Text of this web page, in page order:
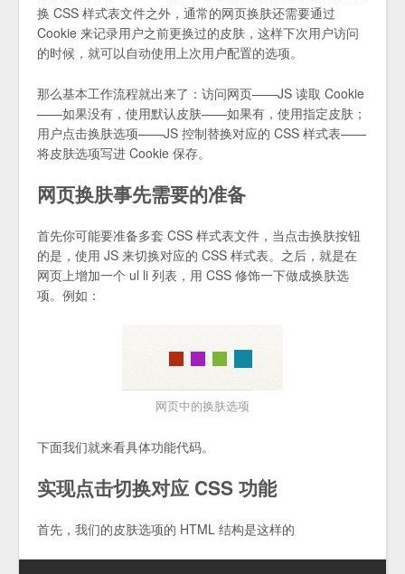
换 CSS 样式表文件之外，通常的网页换肤还需要通过
Cookie 来记录用户之前更换过的皮肤，这样下次用户访问
的时候，就可以自动使用上次用户配置的选项。
那么基本工作流程就出来了：访问网页——JS 读取 Cookie
——如果没有，使用默认皮肤——如果有，使用指定皮肤；
用户点击换肤选项——JS 控制替换对应的 CSS 样式表——
将皮肤选项写进 Cookie 保存。
网页换肤事先需要的准备
首先你可能要准备多套 CSS 样式表文件，当点击换肤按钮
的是，使用 JS 来切换对应的 CSS 样式表。之后，就是在
网页上增加一个 ul li 列表，用 CSS 修饰一下做成换肤选
项。例如：
网页中的换肤选项
下面我们就来看具体功能代码。
实现点击切换对应 CSS 功能
首先，我们的皮肤选项的 HTML 结构是这样的